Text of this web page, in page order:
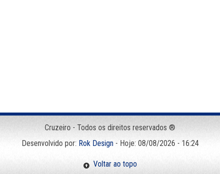
Cruzeiro - Todos os direitos reservados ®
Desenvolvido por: Rok Design- Hoje: 08/08/2026 - 16:24
Voltar ao topo